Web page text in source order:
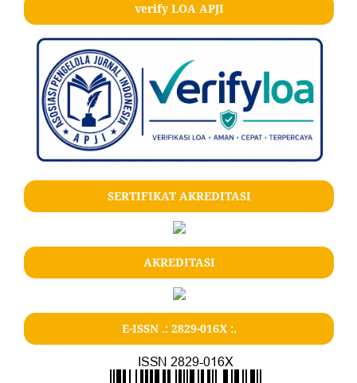
verify LOA APJI
SERTIFIKAT AKREDITASI
AKREDITASI
E-ISSN .: 2829-016X :.